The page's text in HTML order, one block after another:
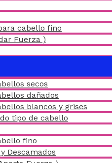
cabello fino
Fuerza )
secos
dañados
blancos y grises
tipo de cabello
fino
Descamados